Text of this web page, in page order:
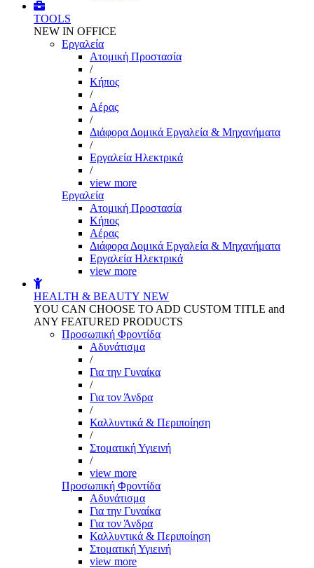
TOOLS
NEW IN OFFICE
Εργαλεία
Aτομική Προστασία
/
Kήπος
/
Αέρας
/
Διάφορα Δομικά Εργαλεία & Μηχανήματα
/
Εργαλεία Ηλεκτρικά
/
view more
Εργαλεία
Aτομική Προστασία
Kήπος
Αέρας
Διάφορα Δομικά Εργαλεία & Μηχανήματα
Εργαλεία Ηλεκτρικά
view more
HEALTH & BEAUTY NEW
YOU CAN CHOOSE TO ADD CUSTOM TITLE and
ANY FEATURED PRODUCTS
Προσωπική Φροντίδα
Αδυνάτισμα
/
Για την Γυναίκα
/
Για τον Άνδρα
/
Καλλυντικά & Περιποίηση
/
Στοματική Υγιεινή
/
view more
Προσωπική Φροντίδα
Αδυνάτισμα
Για την Γυναίκα
Για τον Άνδρα
Καλλυντικά & Περιποίηση
Στοματική Υγιεινή
view more